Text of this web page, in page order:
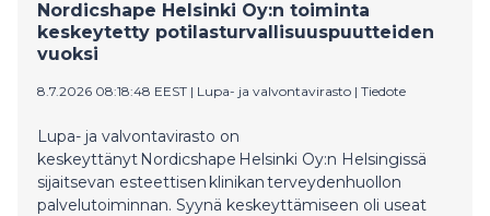
Nordicshape Helsinki Oy:n toiminta
keskeytetty potilasturvallisuuspuutteiden
vuoksi
8.7.2026 08:18:48 EEST | Lupa- ja valvontavirasto | Tiedote
Lupa- ja valvontavirasto on
keskeyttänyt Nordicshape Helsinki Oy:n Helsingissä
sijaitsevan esteettisen klinikan terveydenhuollon
palvelutoiminnan. Syynä keskeyttämiseen oli useat